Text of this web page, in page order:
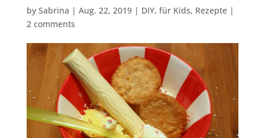
by Sabrina | Aug. 22, 2019| DIY, für Kids, Rezepte|
2 comments